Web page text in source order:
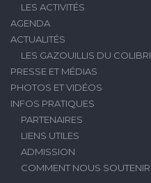
LES ACTIVITÉS
AGENDA
ACTUALITÉS
LES GAZOUILLIS DU COLIBRI
PRESSE ET MÉDIAS
PHOTOS ET VIDÉOS
INFOS PRATIQUES
PARTENAIRES
LIENS UTILES
ADMISSION
COMMENT NOUS SOUTENIR